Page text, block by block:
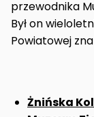
przewodnika
Był on
Powiatowej
Żnińska